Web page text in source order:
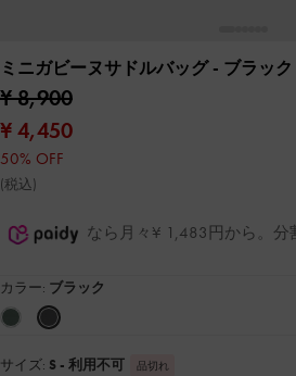
ミニガビーヌサドルバッグ- ブラック
¥ 8,900
¥ 4,450
50% OFF
(税込)
なら月々¥ 1,483円から。分
カラー: ブラック
サイズ: S - 利用不可 品切れ